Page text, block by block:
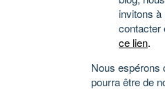
invitons à
contacter
ce lien.
Nous espérons
pourra être de